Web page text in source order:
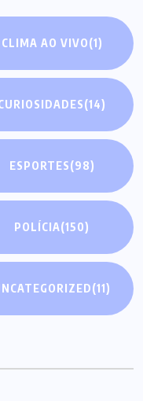
CLIMA AO VIVO(1)
(14)
ESPORTES(98)
POLÍCIA(150)
(11)